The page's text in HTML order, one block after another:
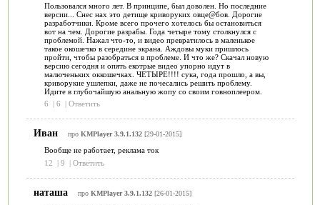
Пользовался много лет. В принципе, был доволен. Но последние
версии... Снес нах это детище криворуких овце@бов. Дорогие
разработчики. Кроме всего прочего хотелось бы остановиться
вот на чем. Дорогие разрабы. Года четыре тому столкнулся с
проблемой. Нажал что-то, и видео превратилось в маленькое
такое окошечко в середине экрана. Аждовы муки пришлось
пройти, чтобы разобраться в проблеме. И что же? Скачал новую
версию сегодня и опять екотрые видео упорно идут в
малюченьких оккошечках. ЧЕТЫРЕ!!!! сука, года прошло, а вы,
криворукие ушлепки, даже не почесались решить проблему.
Идите в глубочайшую анальную жопу со своим говноплеером.
6
| 6 | Ответить
Иван про KMPlayer 3.9.1.132[29-01-2015]
Вообще не работает, реклама ток
12
| 9 | Ответить
наташа про KMPlayer 3.9.1.132[26-01-2015]